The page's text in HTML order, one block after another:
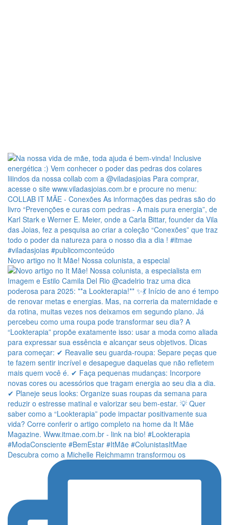
Novo artigo no It Mãe! Nossa colunista, a especial
Descubra como a Michelle Reichmamn transformou os